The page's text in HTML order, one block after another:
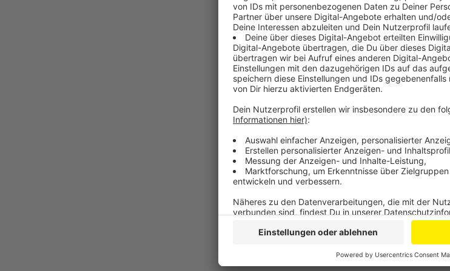
Insbesondere mit Blick auf
bekämpfen und mehr für den
Unterstützung von Bund und
Entwicklung der Wiesdorfer
Gewerbesteuer, die durch
gegen den Autobahnausbau
hier auch den neuen
nutzt, um sich dafür stark zu
Digitalisierung sein.
Anzeige